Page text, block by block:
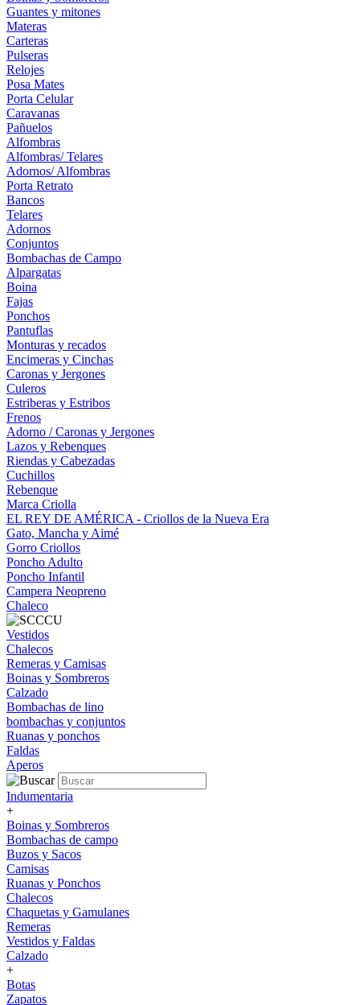
Guantes y mitones
Materas
Carteras
Pulseras
Relojes
Posa Mates
Porta Celular
Caravanas
Pañuelos
Alfombras
Alfombras/ Telares
Adornos/ Alfombras
Porta Retrato
Bancos
Telares
Adornos
Conjuntos
Bombachas de Campo
Alpargatas
Boina
Fajas
Ponchos
Pantuflas
Monturas y recados
Encimeras y Cinchas
Caronas y Jergones
Culeros
Estriberas y Estribos
Frenos
Adorno / Caronas y Jergones
Lazos y Rebenques
Riendas y Cabezadas
Cuchillos
Rebenque
Marca Criolla
EL REY DE AMÉRICA - Criollos de la Nueva Era
Gato, Mancha y Aimé
Gorro Criollos
Poncho Adulto
Poncho Infantil
Campera Neopreno
Chaleco
Vestidos
Chalecos
Remeras y Camisas
Boinas y Sombreros
Calzado
Bombachas de lino
bombachas y conjuntos
Ruanas y ponchos
Faldas
Aperos
Indumentaria
+
Boinas y Sombreros
Bombachas de campo
Buzos y Sacos
Camisas
Ruanas y Ponchos
Chalecos
Chaquetas y Gamulanes
Remeras
Vestidos y Faldas
Calzado
+
Botas
Zapatos